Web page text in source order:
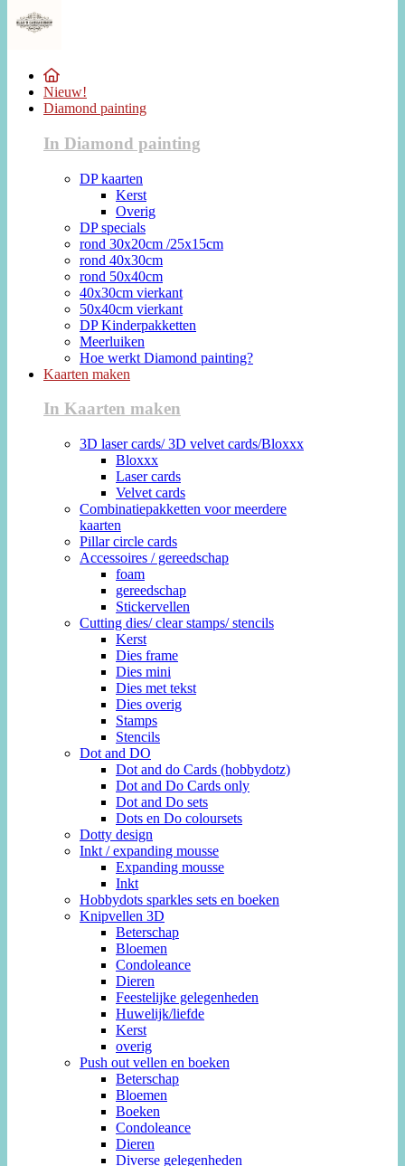
Nieuw!
Diamond painting
In Diamond painting
DP kaarten
Kerst
Overig
DP specials
rond 30x20cm /25x15cm
rond 40x30cm
rond 50x40cm
40x30cm vierkant
50x40cm vierkant
DP Kinderpakketten
Meerluiken
Hoe werkt Diamond painting?
Kaarten maken
In Kaarten maken
3D laser cards/ 3D velvet cards/Bloxxx
Bloxxx
Laser cards
Velvet cards
Combinatiepakketten voor meerdere
kaarten
Pillar circle cards
Accessoires / gereedschap
foam
gereedschap
Stickervellen
Cutting dies/ clear stamps/ stencils
Kerst
Dies frame
Dies mini
Dies met tekst
Dies overig
Stamps
Stencils
Dot and DO
Dot and do Cards (hobbydotz)
Dot and Do Cards only
Dot and Do sets
Dots en Do coloursets
Dotty design
Inkt / expanding mousse
Expanding mousse
Inkt
Hobbydots sparkles sets en boeken
Knipvellen 3D
Beterschap
Bloemen
Condoleance
Dieren
Feestelijke gelegenheden
Huwelijk/liefde
Kerst
overig
Push out vellen en boeken
Beterschap
Bloemen
Boeken
Condoleance
Dieren
Diverse gelegenheden